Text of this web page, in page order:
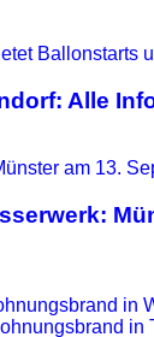
Alle
in
in